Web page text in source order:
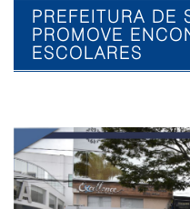
PREFEITURA DE
PROMOVE
ESCOLARES